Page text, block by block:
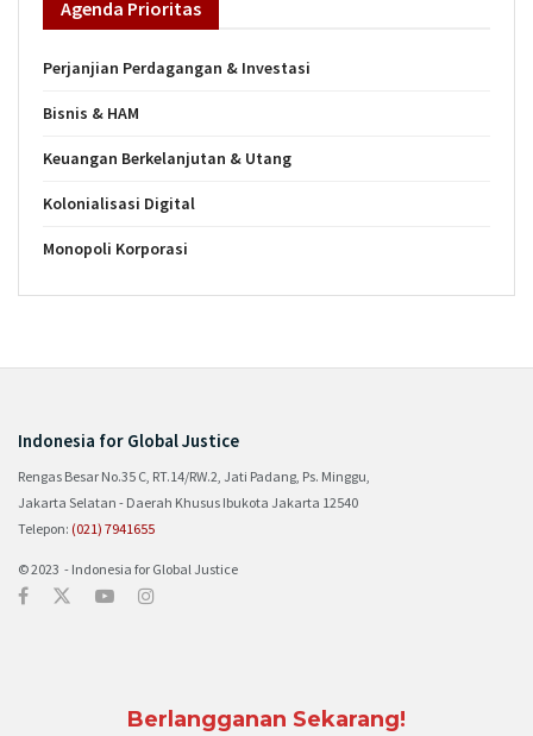
Agenda Prioritas
Perjanjian Perdagangan & Investasi
Bisnis & HAM
Keuangan Berkelanjutan & Utang
Kolonialisasi Digital
Monopoli Korporasi
Indonesia for Global Justice
Rengas Besar No.35 C, RT.14/RW.2, Jati Padang, Ps. Minggu,
Jakarta Selatan - Daerah Khusus Ibukota Jakarta 12540
Telepon: (021) 7941655
© 2023 - Indonesia for Global Justice
Berlangganan Sekarang!